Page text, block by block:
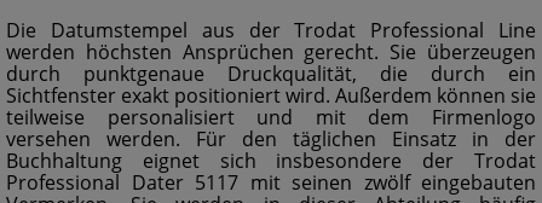
Die Datumstempel aus der Trodat Professional Line
werden höchsten Ansprüchen gerecht. Sie überzeugen
durch punktgenaue Druckqualität, die durch ein
Sichtfenster exakt positioniert wird. Außerdem können sie
teilweise personalisiert und mit dem Firmenlogo
versehen werden. Für den täglichen Einsatz in der
Buchhaltung eignet sich insbesondere der Trodat
Professional Dater 5117 mit seinen zwölf eingebauten